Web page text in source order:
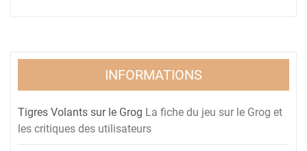
INFORMATIONS
Tigres Volants sur le Grog La fiche du jeu sur le Grog et
les critiques des utilisateurs